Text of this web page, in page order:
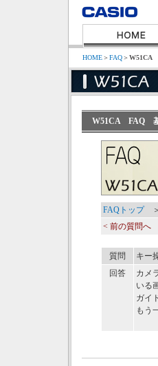
HOME＞FAQ＞W51CA
W51CA FAQ 基
FAQトップ
< 前の質問へ
質問
キー
回答
カメ
いる
ガイ
もう